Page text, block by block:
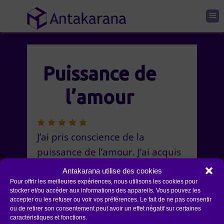
Antakarana utilise des cookies
Pour offrir les meilleures expériences, nous utilisons les cookies pour
stocker et/ou accéder aux informations des appareils. Vous pouvez les
accepter ou les refuser ou voir vos préférences. Le fait de ne pas consentir
ou de retirer son consentement peut avoir un effet négatif sur certaines
caractéristiques et fonctions.
Puissance de
l’amour
J’ai pris conscience de la
puissance de l’amour. J’ai acquis
encore plus de clarté.
J’ai intégré des profonds
changements et des nouveaux